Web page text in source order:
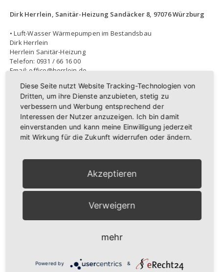
Dirk Herrlein, Sanitär-Heizung Sandäcker 8, 97076 Würzburg
• Luft-Wasser Wärmepumpen im Bestandsbau
Dirk Herrlein
Herrlein Sanitär-Heizung
Telefon: 0931 / 66 16 00
Email: office@herrlein.de
Nina Lang, aRbi-Energie UG, Bayernstr. 108, 97204 Höchberg
• Staatliche Förderung Wärmepumpen
Telefon: 017651050971
Email: aRbi-energie@gmx.de
• Luft- Luft Wärmepumpen im Bestandsbau
Bürgerverein Heuchelhof
Email: heineltbernd@t-online.de
DAS KÖNNTE SIE AUCH INTERESSIEREN
Diese Seite nutzt Website Tracking-Technologien von
Dritten, um ihre Dienste anzubieten, stetig zu
verbessern und Werbung entsprechend der
Interessen der Nutzer anzuzeigen. Ich bin damit
einverstanden und kann meine Einwilligung jederzeit
mit Wirkung für die Zukunft widerrufen oder ändern.
Akzeptieren
Verweigern
mehr
Powered by &